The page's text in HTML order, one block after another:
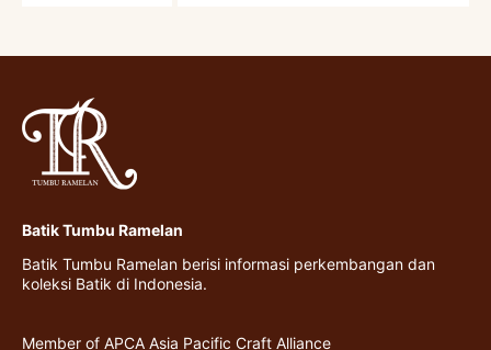
Batik Tumbu Ramelan
Batik Tumbu Ramelan berisi informasi perkembangan dan
koleksi Batik di Indonesia.
Member of APCA Asia Pacific Craft Alliance